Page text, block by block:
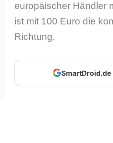
europäischer Händler
ist mit 100 Euro die
Richtung.
SmartDroid.de